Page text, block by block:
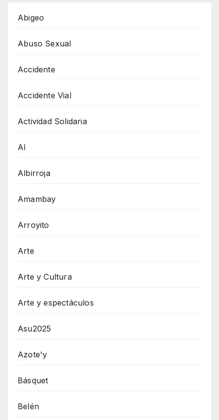
Abigeo
Abuso Sexual
Accidente
Accidente Vial
Actividad Solidaria
AI
Albirroja
Amambay
Arroyito
Arte
Arte y Cultura
Arte y espectáculos
Asu2025
Azote'y
Básquet
Belén